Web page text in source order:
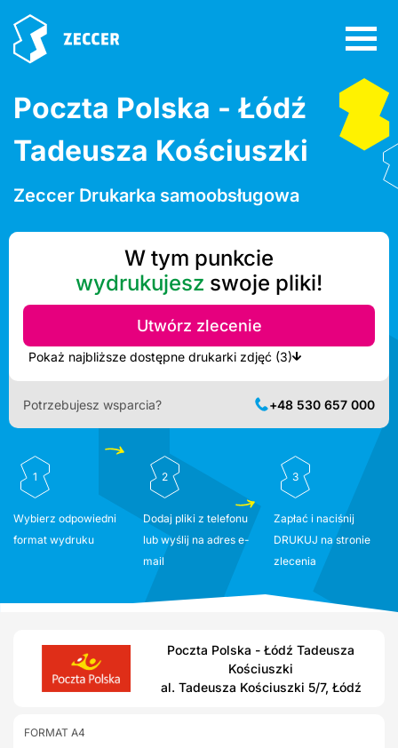
Poczta Polska - Łódź
Tadeusza Kościuszki
Zeccer Drukarka samoobsługowa
W tym punkcie
wydrukujesz swoje pliki!
Utwórz zlecenie
Pokaż najbliższe dostępne drukarki zdjęć (3)
Potrzebujesz wsparcia? +48 530 657 000
1
Wybierz odpowiedni
format wydruku
2
Dodaj pliki z telefonu
lub wyślij na adres e-
mail
3
Zapłać i naciśnij
DRUKUJ na stronie
zlecenia
Poczta Polska - Łódź Tadeusza
Kościuszki
al. Tadeusza Kościuszki 5/7, Łódź
FORMAT A4